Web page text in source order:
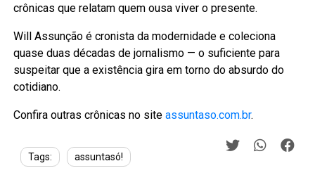
crônicas que relatam quem ousa viver o presente.
Will Assunção é cronista da modernidade e coleciona
quase duas décadas de jornalismo — o suficiente para
suspeitar que a existência gira em torno do absurdo do
cotidiano.
Confira outras crônicas no siteassuntaso.com.br.
Tags: assuntasó!